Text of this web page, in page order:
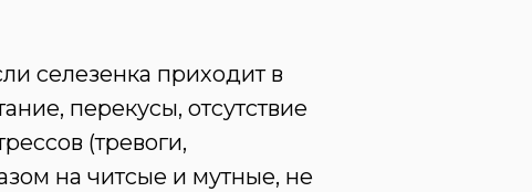
селезенка приходит в
перекусы, отсутствие
(тревоги,
на читсые и мутные, не